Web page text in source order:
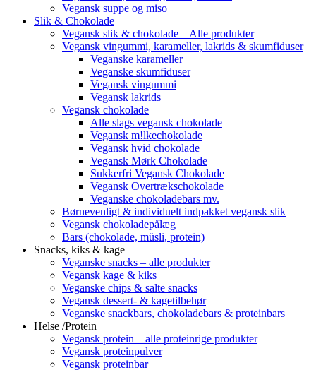
Vegansk suppe og miso
Slik & Chokolade
Vegansk slik & chokolade – Alle produkter
Vegansk vingummi, karameller, lakrids & skumfiduser
Veganske karameller
Veganske skumfiduser
Vegansk vingummi
Vegansk lakrids
Vegansk chokolade
Alle slags vegansk chokolade
Vegansk m!lkechokolade
Vegansk hvid chokolade
Vegansk Mørk Chokolade
Sukkerfri Vegansk Chokolade
Vegansk Overtrækschokolade
Veganske chokoladebars mv.
Børnevenligt & individuelt indpakket vegansk slik
Vegansk chokoladepålæg
Bars (chokolade, müsli, protein)
Snacks, kiks & kage
Veganske snacks – alle produkter
Vegansk kage & kiks
Veganske chips & salte snacks
Vegansk dessert- & kagetilbehør
Veganske snackbars, chokoladebars & proteinbars
Helse /Protein
Vegansk protein – alle proteinrige produkter
Vegansk proteinpulver
Vegansk proteinbar